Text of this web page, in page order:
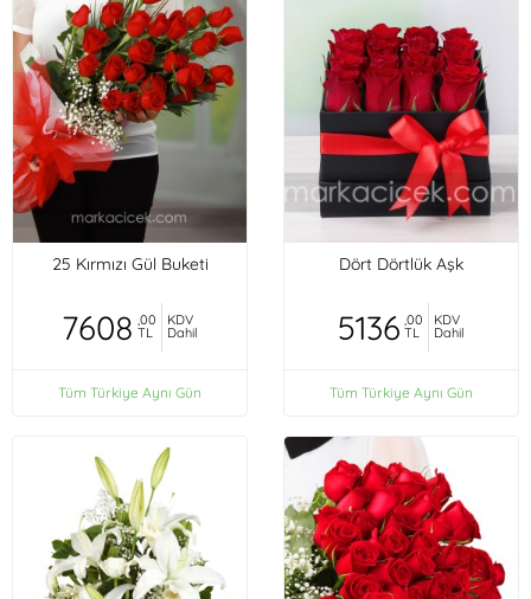
25 Kırmızı Gül Buketi
7608 ,00
TL
KDV
Dahil
Tüm Türkiye Aynı Gün
Dört Dörtlük Aşk
5136 ,00
TL
KDV
Dahil
Tüm Türkiye Aynı Gün